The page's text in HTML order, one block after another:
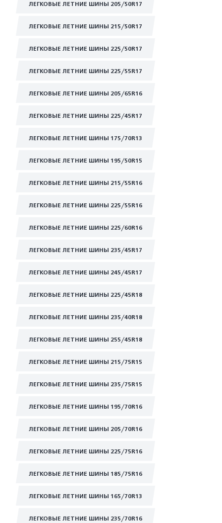
ЛЕГКОВЫЕ ЛЕТНИЕ ШИНЫ 205/50R17
ЛЕГКОВЫЕ ЛЕТНИЕ ШИНЫ 215/50R17
ЛЕГКОВЫЕ ЛЕТНИЕ ШИНЫ 225/50R17
ЛЕГКОВЫЕ ЛЕТНИЕ ШИНЫ 225/55R17
ЛЕГКОВЫЕ ЛЕТНИЕ ШИНЫ 205/65R16
ЛЕГКОВЫЕ ЛЕТНИЕ ШИНЫ 225/45R17
ЛЕГКОВЫЕ ЛЕТНИЕ ШИНЫ 175/70R13
ЛЕГКОВЫЕ ЛЕТНИЕ ШИНЫ 195/50R15
ЛЕГКОВЫЕ ЛЕТНИЕ ШИНЫ 215/55R16
ЛЕГКОВЫЕ ЛЕТНИЕ ШИНЫ 225/55R16
ЛЕГКОВЫЕ ЛЕТНИЕ ШИНЫ 225/60R16
ЛЕГКОВЫЕ ЛЕТНИЕ ШИНЫ 235/45R17
ЛЕГКОВЫЕ ЛЕТНИЕ ШИНЫ 245/45R17
ЛЕГКОВЫЕ ЛЕТНИЕ ШИНЫ 225/45R18
ЛЕГКОВЫЕ ЛЕТНИЕ ШИНЫ 235/40R18
ЛЕГКОВЫЕ ЛЕТНИЕ ШИНЫ 255/45R18
ЛЕГКОВЫЕ ЛЕТНИЕ ШИНЫ 215/75R15
ЛЕГКОВЫЕ ЛЕТНИЕ ШИНЫ 235/75R15
ЛЕГКОВЫЕ ЛЕТНИЕ ШИНЫ 195/70R16
ЛЕГКОВЫЕ ЛЕТНИЕ ШИНЫ 205/70R16
ЛЕГКОВЫЕ ЛЕТНИЕ ШИНЫ 225/75R16
ЛЕГКОВЫЕ ЛЕТНИЕ ШИНЫ 185/75R16
ЛЕГКОВЫЕ ЛЕТНИЕ ШИНЫ 165/70R13
ЛЕГКОВЫЕ ЛЕТНИЕ ШИНЫ 235/70R16